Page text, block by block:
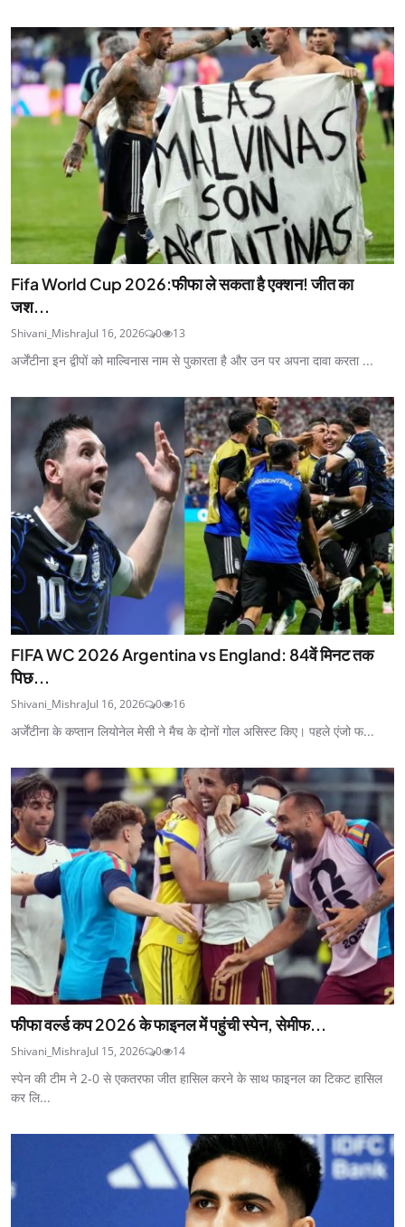
Fifa World Cup 2026:फीफा ले सकता है एक्शन! जीत का
जश...
Shivani_MishraJul 16, 2026 0 13
अर्जेंटीना इन द्वीपों को माल्विनास नाम से पुकारता है और उन पर अपना दावा करता ...
FIFA WC 2026 Argentina vs England: 84वें मिनट तक
पिछ...
Shivani_MishraJul 16, 2026 0 16
अर्जेंटीना के कप्तान लियोनेल मेसी ने मैच के दोनों गोल असिस्ट किए। पहले एंजो फ...
फीफा वर्ल्ड कप 2026 के फाइनल में पहुंची स्पेन, सेमीफ...
Shivani_MishraJul 15, 2026 0 14
स्पेन की टीम ने 2-0 से एकतरफा जीत हासिल करने के साथ फाइनल का टिकट हासिल
कर लि...